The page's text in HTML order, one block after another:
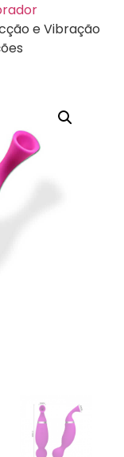
e Vibração